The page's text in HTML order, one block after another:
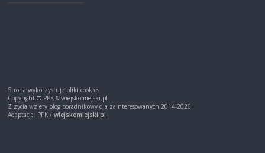
Strona wykorzystuje pliki cookies
Copyright © PPK & wiejskomiejski.pl
Z zycia wziety blog poradnikowy dla zainteresowanych 2014-2026
Adaptacja: PPK /wiejskomiejski.pl